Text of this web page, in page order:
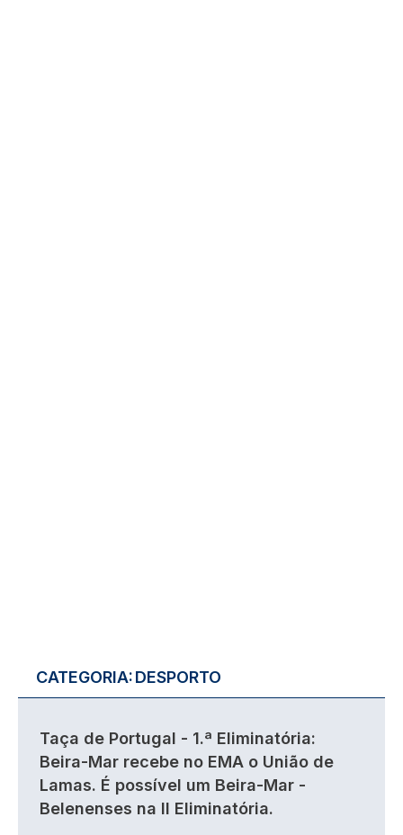
CATEGORIA:DESPORTO
Taça de Portugal - 1.ª Eliminatória:
Beira-Mar recebe no EMA o União de
Lamas. É possível um Beira-Mar -
Belenenses na II Eliminatória.